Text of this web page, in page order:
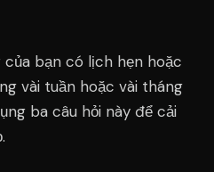
bạn có lịch hẹn hoặc
vài tuần hoặc vài tháng
ba câu hỏi này để cải